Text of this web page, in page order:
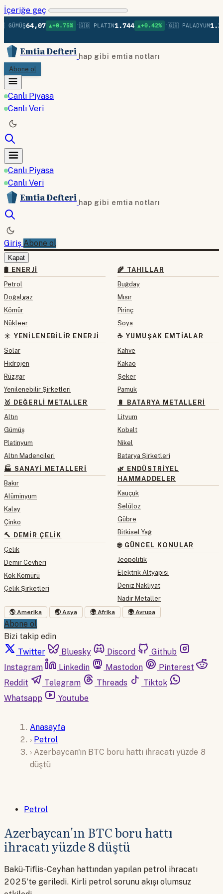
İçeriğe geç
64,07 ▲+0.75% •🇬🇧 PLATIN1.744 ▲+0.42% •🇬🇧 PALADYUM1.358
Emtia Defteri hap gibi emtia notları
Abone ol
Canlı Piyasa
Canlı Veri
Canlı Piyasa
Canlı Veri
Emtia Defteri hap gibi emtia notları
Giriş Abone ol
Kapat
🛢 ENERJI
Petrol
Doğalgaz
Kömür
Nükleer
☀️ YENILENEBILIR ENERJI
Solar
Hidrojen
Rüzgar
Yenilenebilir Şirketleri
🥇 DEĞERLI METALLER
Altın
Gümüş
Platinyum
Altın Madencileri
🏭 SANAYI METALLERI
Bakır
Alüminyum
Kalay
Çinko
🔨 DEMIR ÇELIK
Çelik
Demir Cevheri
Kok Kömürü
Çelik Şirketleri
🌾 TAHILLAR
Buğday
Mısır
Pirinç
Soya
☕ YUMUŞAK EMTIALAR
Kahve
Kakao
Şeker
Pamuk
🔋 BATARYA METALLERI
Lityum
Kobalt
Nikel
Batarya Şirketleri
🌿 ENDÜSTRIYEL
HAMMADDELER
Kauçuk
Selüloz
Gübre
Bitkisel Yağ
🌐 GÜNCEL KONULAR
Jeopolitik
Elektrik Altyapısı
Deniz Nakliyat
Nadir Metaller
🌎 Amerika 🌏 Asya 🌍 Afrika 🌍 Avrupa
Abone ol
Bizi takip edin
Twitter
Bluesky Discord
Github
Instagram
Linkedin Mastodon
Pinterest
Reddit
Telegram Threads
Tiktok
Whatsapp
Youtube
Anasayfa
› Petrol
› Azerbaycan'ın BTC boru hattı ihracatı yüzde 8
düştü
Petrol
Azerbaycan'ın BTC boru hattı
ihracatı yüzde 8 düştü
Bakü-Tiflis-Ceyhan hattından yapılan petrol ihracatı
2025'te geriledi. Kirli petrol sorunu akışı olumsuz